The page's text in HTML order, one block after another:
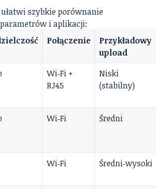
szybkie porównanie
i aplikacji:
Połączenie
Przykładowy
upload
Wi‑Fi +
RJ45
Niski
(stabilny)
Wi‑Fi Średni
Wi‑Fi Średni‑wysoki